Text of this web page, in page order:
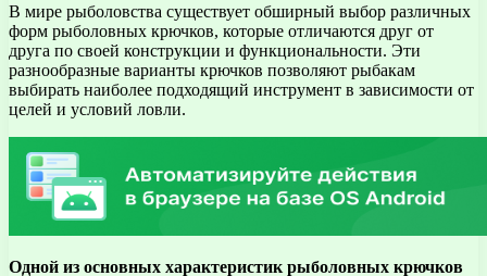
В мире рыболовства существует обширный выбор различных
форм рыболовных крючков, которые отличаются друг от
друга по своей конструкции и функциональности. Эти
разнообразные варианты крючков позволяют рыбакам
выбирать наиболее подходящий инструмент в зависимости от
целей и условий ловли.
Одной из основных характеристик рыболовных крючков